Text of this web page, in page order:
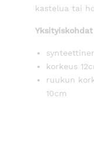
kastelua tai
Yksityiskohdat
korkeus
ruukun
10cm